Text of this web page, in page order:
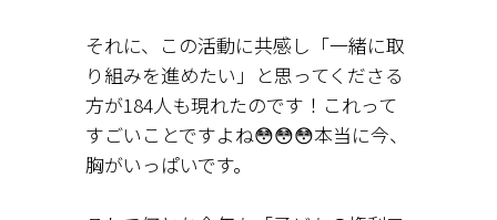
それに、この活動に共感し「一緒に取
り組みを進めたい」と思ってくださる
方が184人も現れたのです！これって
すごいことですよね😳😳😳本当に今、
胸がいっぱいです。